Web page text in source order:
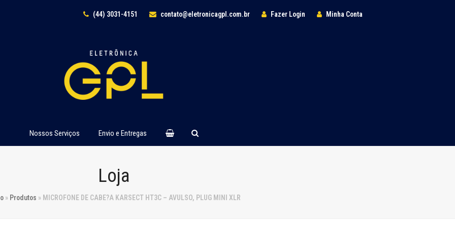
(44) 3031-4151 contato@eletronicagpl.com.br Fazer Login Minha Conta
Nossos Serviços Envio e Entregas
Loja
» Produtos » MICROFONE DE CABE?A KARSECT HT3C – AVULSO, PLUG MINI XLR